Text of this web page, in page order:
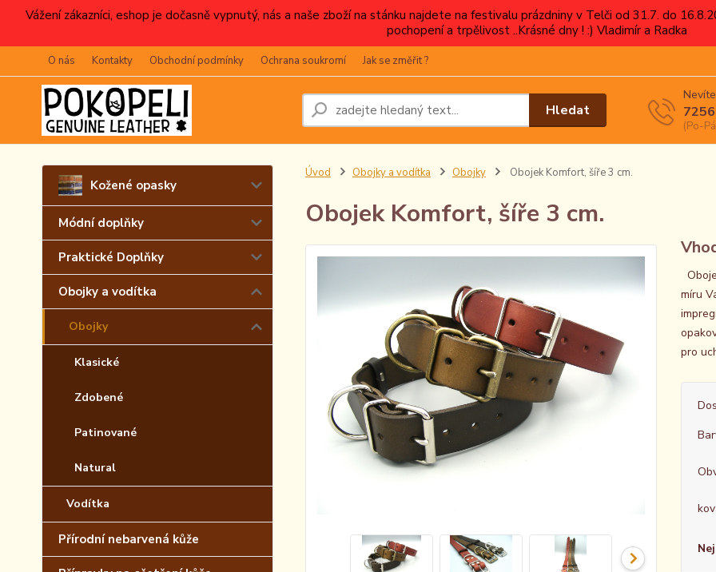
Vážení zákazníci, eshop je dočasně vypnutý, nás a naše zboží na stánku najdete na festivalu prázdniny v Telči od 31.7. do
pochopení a trpělivost ..Krásné dny ! :) Vladimír a Radka
O nás Kontakty Obchodní podmínky Ochrana soukromí Jak se změřit ?
Hledat
(Po-
Kožené opasky
Módní doplňky
Praktické Doplňky
Obojky a vodítka
Obojky
Klasické
Zdobené
Patinované
Natural
Vodítka
Přírodní nebarvená kůže
Úvod Obojky a vodítka Obojky Obojek Komfort, šíře 3 cm.
Obojek Komfort, šíře 3 cm.
míru
pro